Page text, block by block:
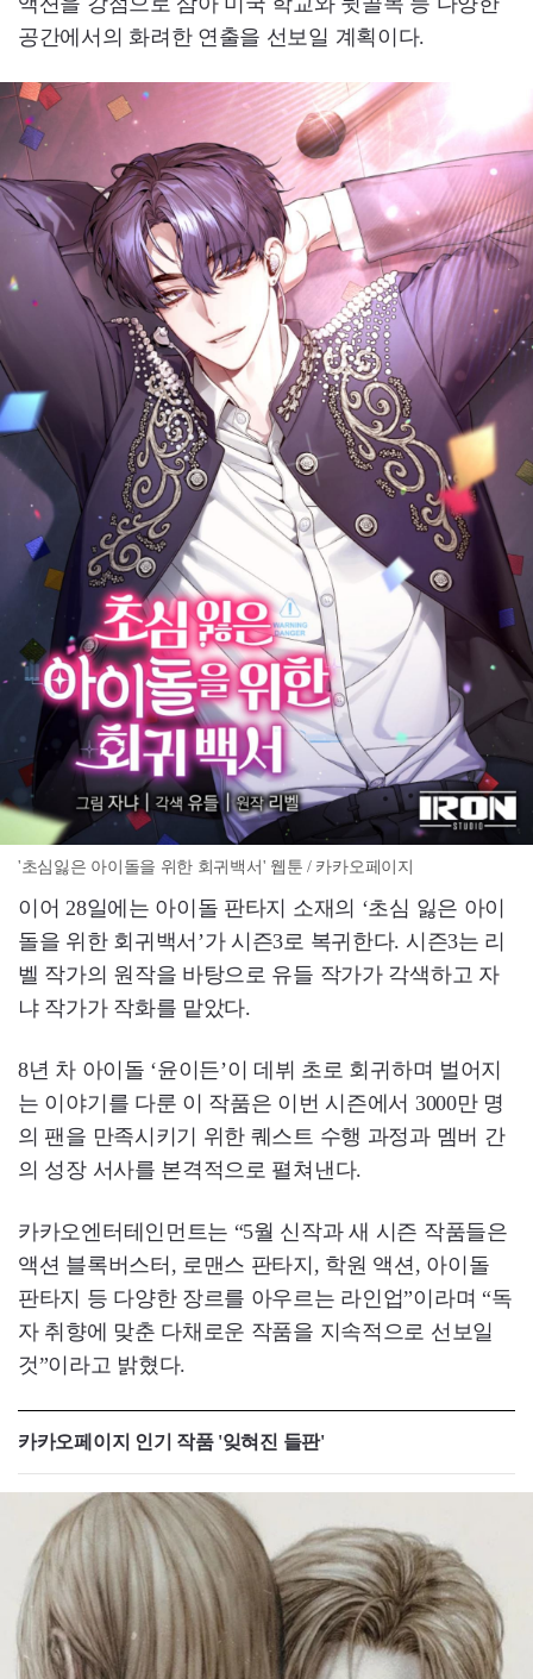
공간에서의 화려한 연출을 선보일 계획이다.
'초심잃은 아이돌을 위한 회귀백서' 웹툰 / 카카오페이지
이어 28일에는 아이돌 판타지 소재의 ‘초심 잃은 아이
돌을 위한 회귀백서’가 시즌3로 복귀한다. 시즌3는 리
벨 작가의 원작을 바탕으로 유들 작가가 각색하고 자
냐 작가가 작화를 맡았다.
8년 차 아이돌 ‘윤이든’이 데뷔 초로 회귀하며 벌어지
는 이야기를 다룬 이 작품은 이번 시즌에서 3000만 명
의 팬을 만족시키기 위한 퀘스트 수행 과정과 멤버 간
의 성장 서사를 본격적으로 펼쳐낸다.
카카오엔터테인먼트는 “5월 신작과 새 시즌 작품들은
액션 블록버스터, 로맨스 판타지, 학원 액션, 아이돌
판타지 등 다양한 장르를 아우르는 라인업”이라며 “독
자 취향에 맞춘 다채로운 작품을 지속적으로 선보일
것”이라고 밝혔다.
카카오페이지 인기 작품 '잊혀진 들판'